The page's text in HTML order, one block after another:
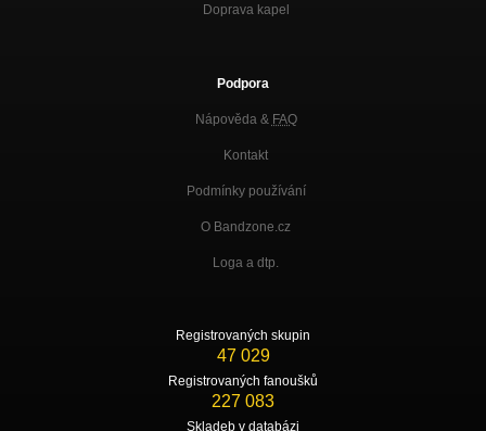
Doprava kapel
Podpora
Nápověda & FAQ
Kontakt
Podmínky používání
O Bandzone.cz
Loga a dtp.
Registrovaných skupin
47 029
Registrovaných fanoušků
227 083
Skladeb v databázi